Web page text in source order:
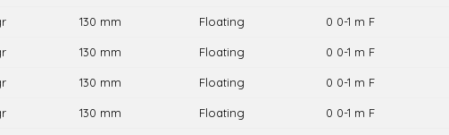
130 mm Floating 0 0-1 m F
130 mm Floating 0 0-1 m F
130 mm Floating 0 0-1 m F
130 mm Floating 0 0-1 m F